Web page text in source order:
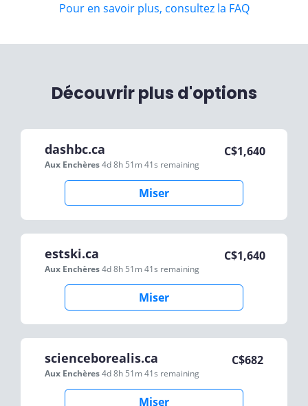
Pour en savoir plus, consultez la FAQ
Découvrir plus d'options
dashbc.ca
Aux Enchères4d 8h 51m 41s remaining
C$1,640
Miser
estski.ca
Aux Enchères4d 8h 51m 41s remaining
C$1,640
Miser
scienceborealis.ca
Aux Enchères4d 8h 51m 41s remaining
C$682
Miser